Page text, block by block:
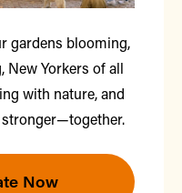
gardens blooming,
New Yorkers of all
with nature, and
Now